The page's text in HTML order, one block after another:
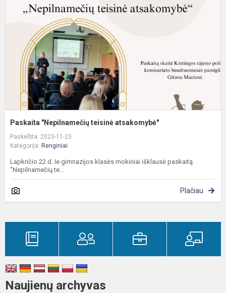
Paskaita "Nepilnamečių teisinė atsakomybė"
Paskelbta: 2023-11-23
Kategorija: Renginiai
Lapkričio 22 d. Ie gimnazijos klasės mokiniai išklausė paskaitą
"Nepilnamečių te...
Plačiau
Naujienų archyvas